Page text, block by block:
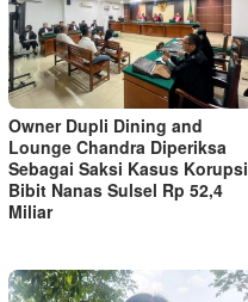
Owner Dupli Dining and
Lounge Chandra Diperiksa
Sebagai Saksi Kasus Korupsi
Bibit Nanas Sulsel Rp 52,4
Miliar